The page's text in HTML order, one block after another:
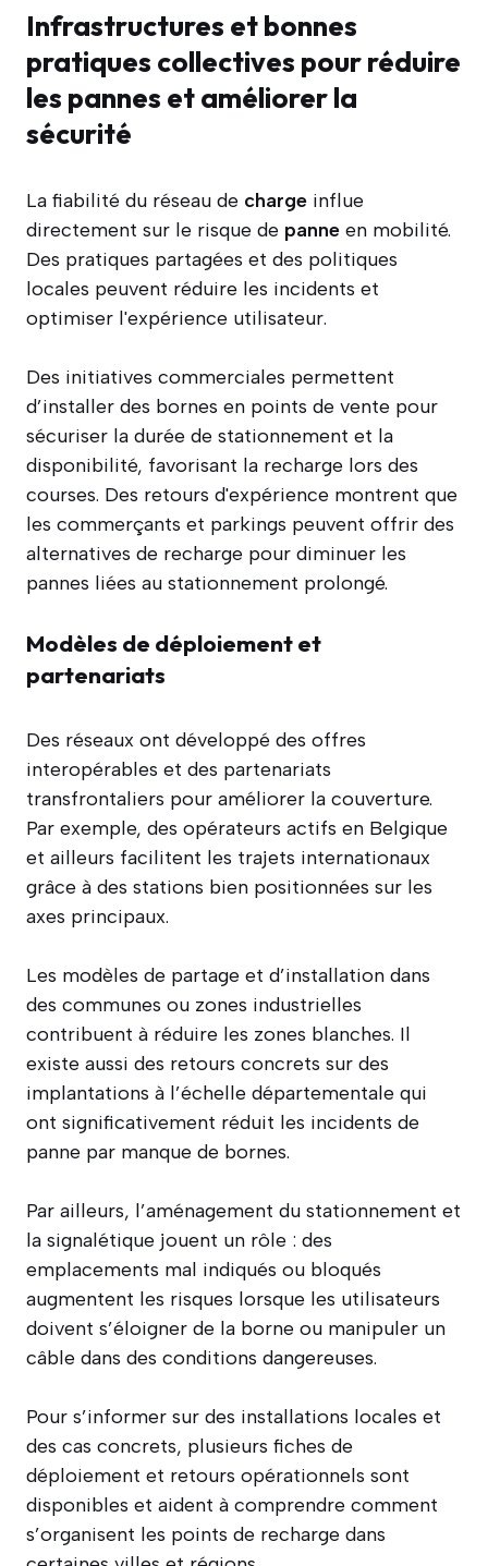
Infrastructures et bonnes
pratiques collectives pour réduire
les pannes et améliorer la
sécurité
La fiabilité du réseau de charge influe
directement sur le risque de panne en mobilité.
Des pratiques partagées et des politiques
locales peuvent réduire les incidents et
optimiser l'expérience utilisateur.
Des initiatives commerciales permettent
d’installer des bornes en points de vente pour
sécuriser la durée de stationnement et la
disponibilité, favorisant la recharge lors des
courses. Des retours d'expérience montrent que
les commerçants et parkings peuvent offrir des
alternatives de recharge pour diminuer les
pannes liées au stationnement prolongé.
Modèles de déploiement et
partenariats
Des réseaux ont développé des offres
interopérables et des partenariats
transfrontaliers pour améliorer la couverture.
Par exemple, des opérateurs actifs en Belgique
et ailleurs facilitent les trajets internationaux
grâce à des stations bien positionnées sur les
axes principaux.
Les modèles de partage et d’installation dans
des communes ou zones industrielles
contribuent à réduire les zones blanches. Il
existe aussi des retours concrets sur des
implantations à l’échelle départementale qui
ont significativement réduit les incidents de
panne par manque de bornes.
Par ailleurs, l’aménagement du stationnement et
la signalétique jouent un rôle : des
emplacements mal indiqués ou bloqués
augmentent les risques lorsque les utilisateurs
doivent s’éloigner de la borne ou manipuler un
câble dans des conditions dangereuses.
Pour s’informer sur des installations locales et
des cas concrets, plusieurs fiches de
déploiement et retours opérationnels sont
disponibles et aident à comprendre comment
s’organisent les points de recharge dans